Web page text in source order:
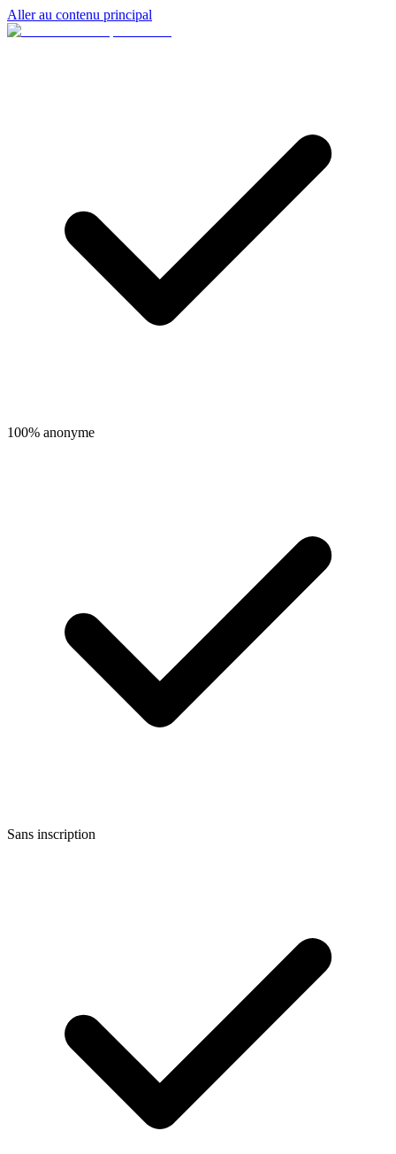
Aller au contenu principal
100% anonyme
Sans inscription